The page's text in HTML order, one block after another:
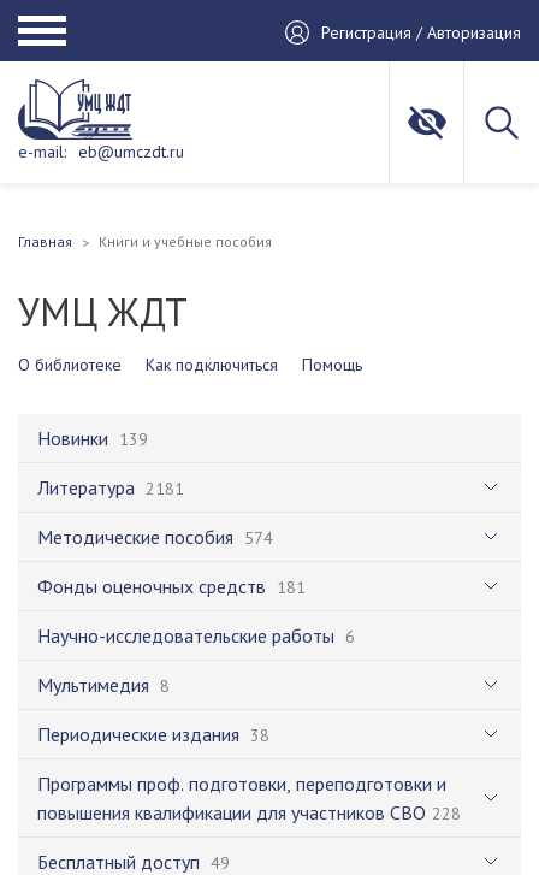
Регистрация / Авторизация
e-mail: eb@umczdt.ru
Главная Книги и учебные пособия
УМЦ ЖДТ
О библиотеке Как подключиться Помощь
Новинки 139
Литература 2181
Методические пособия 574
Фонды оценочных средств 181
Научно-исследовательские работы 6
Мультимедия 8
Периодические издания 38
Программы проф. подготовки, переподготовки и
повышения квалификации для участников СВО 228
Бесплатный доступ 49